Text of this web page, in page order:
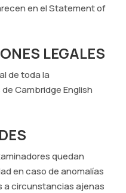
en elStatement of
LEGALES
de toda la
Cambridge English
quedan
en caso de anomalías
a circunstancias ajenas